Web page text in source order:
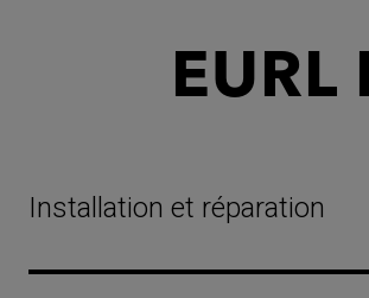
EURL
Installation et réparation